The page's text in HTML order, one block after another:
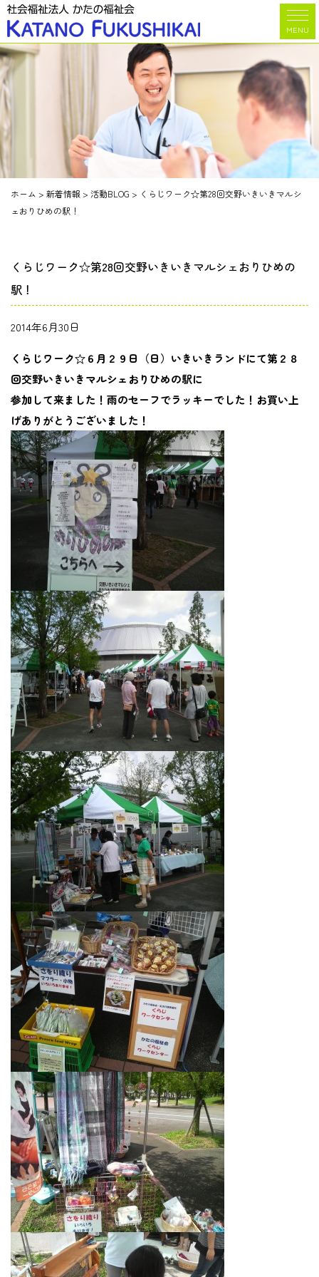
MENU
ホーム > 新着情報 > 活動BLOG > くらじワーク☆第28回交野いきいきマルシ
ェおりひめの駅！
くらじワーク☆第28回交野いきいきマルシェおりひめの
駅！
2014年6月30日
くらじワーク☆６月２９日（日）いきいきランドにて第２８
回交野いきいきマルシェおりひめの駅に
参加して来ました！雨のセーフでラッキーでした！お買い上
げありがとうございました！